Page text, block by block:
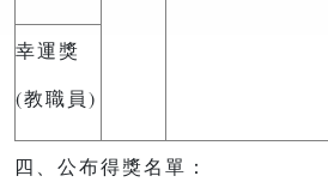
幸運獎
(教職員)
四、公布得獎名單：